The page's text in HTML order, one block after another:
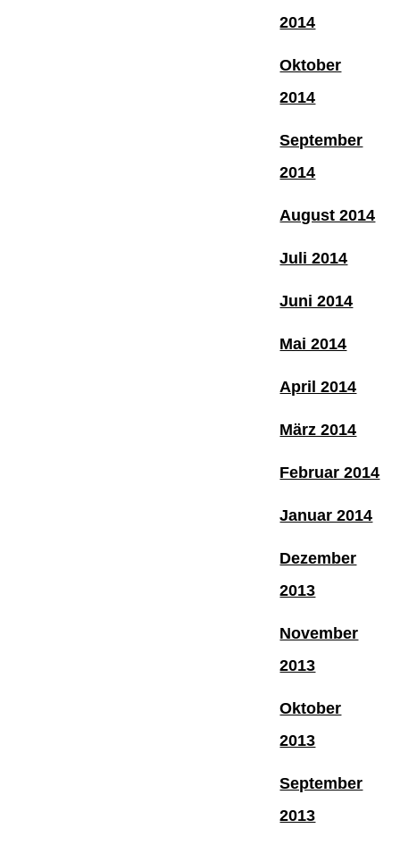
2014
Oktober
2014
September
2014
August 2014
Juli 2014
Juni 2014
Mai 2014
April 2014
März 2014
Februar 2014
Januar 2014
Dezember
2013
November
2013
Oktober
2013
September
2013